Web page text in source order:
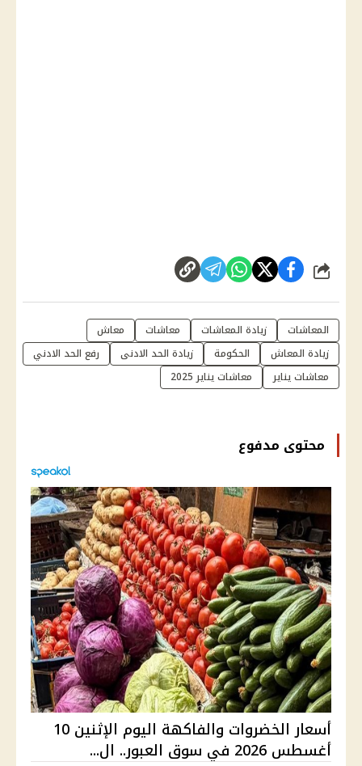
شارك
المعاشات زيادة المعاشات معاشات
معاش
زيادة المعاش
الحكومة زيادة الحد الادنى
رفع الحد الادني
معاشات يناير
معاشات يناير 2025
محتوى مدفوع
أسعار الخضروات والفاكهة اليوم الإثنين 10
أغسطس 2026 في سوق العبور.. ال...